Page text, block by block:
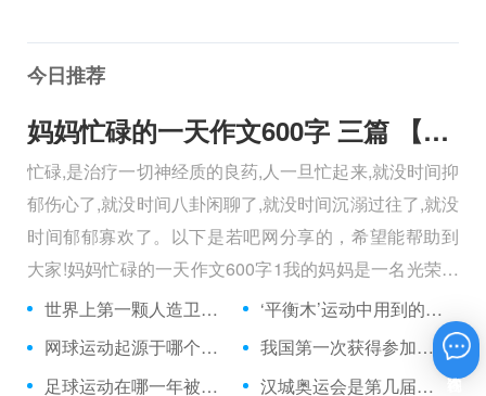
今日推荐
妈妈忙碌的一天作文600字 三篇 【600字】
忙碌,是治疗一切神经质的良药,人一旦忙起来,就没时间抑
郁伤心了,就没时间八卦闲聊了,就没时间沉溺过往了,就没
时间郁郁寡欢了。以下是若吧网分享的，希望能帮助到
大家!妈妈忙碌的一天作文600字1我的妈妈是一名光荣的
人民警察，她总有做不完的事情。
世界上第一颗人造卫星是前苏联在哪一年发射的？
‘平衡木’运动中用到的平衡木，有多宽？（厘米）
网球运动起源于哪个国家？
我国第一次获得参加奥运会足球项目决赛阶段比赛资格是在哪一年？
足球运动在哪一年被列为奥运会比赛项目？
汉城奥运会是第几届奥运会？